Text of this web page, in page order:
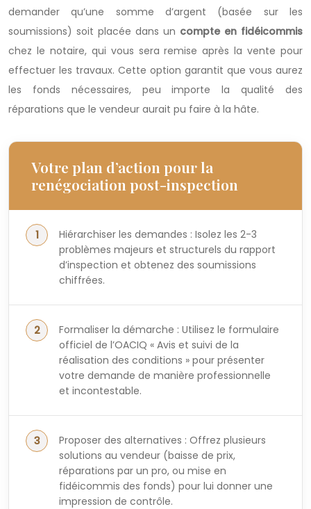
demander qu’une somme d’argent (basée sur les
soumissions) soit placée dans un compte en fidéicommis
chez le notaire, qui vous sera remise après la vente pour
effectuer les travaux. Cette option garantit que vous aurez
les fonds nécessaires, peu importe la qualité des
réparations que le vendeur aurait pu faire à la hâte.
Votre plan d’action pour la
renégociation post-inspection
Hiérarchiser les demandes : Isolez les 2-3
problèmes majeurs et structurels du rapport
d’inspection et obtenez des soumissions
chiffrées.
Formaliser la démarche : Utilisez le formulaire
officiel de l’OACIQ « Avis et suivi de la
réalisation des conditions » pour présenter
votre demande de manière professionnelle
et incontestable.
Proposer des alternatives : Offrez plusieurs
solutions au vendeur (baisse de prix,
réparations par un pro, ou mise en
fidéicommis des fonds) pour lui donner une
impression de contrôle.